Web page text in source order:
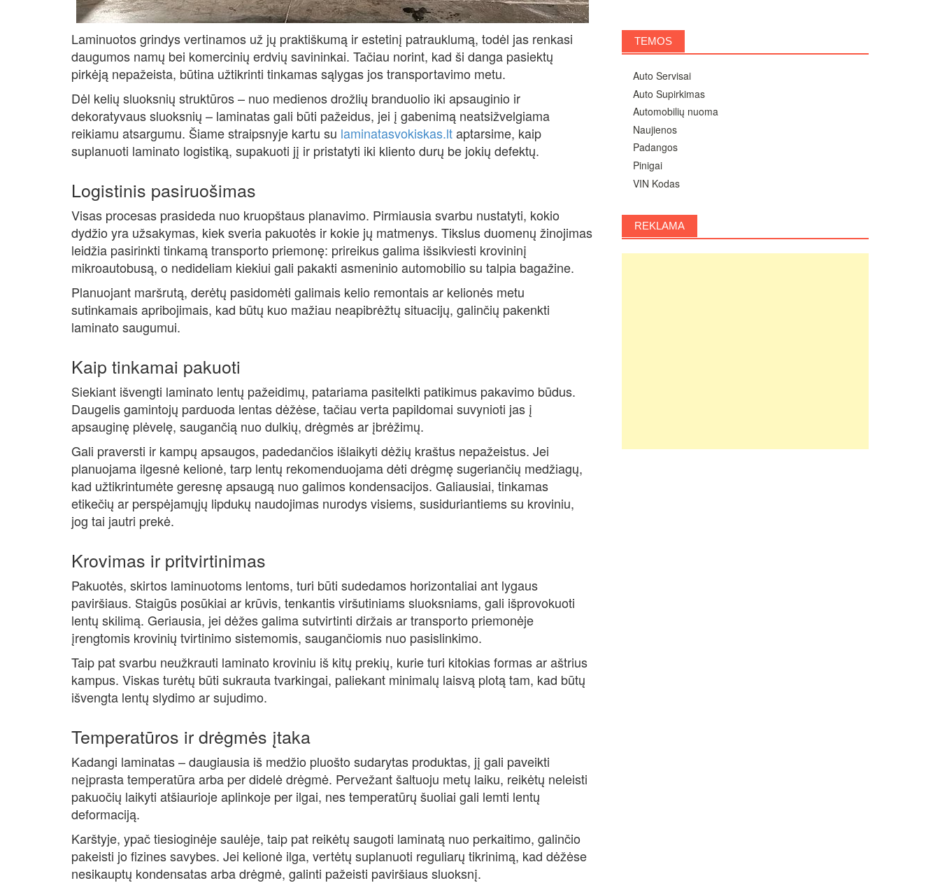
Laminuotos grindys vertinamos už jų praktiškumą ir estetinį patrauklumą, todėl jas renkasi
daugumos namų bei komercinių erdvių savininkai. Tačiau norint, kad ši danga pasiektų
pirkėją nepažeista, būtina užtikrinti tinkamas sąlygas jos transportavimo metu.
Dėl kelių sluoksnių struktūros – nuo medienos drožlių branduolio iki apsauginio ir
dekoratyvaus sluoksnių – laminatas gali būti pažeidus, jei į gabenimą neatsižvelgiama
reikiamu atsargumu. Šiame straipsnyje kartu su laminatasvokiskas.ltaptarsime, kaip
suplanuoti laminato logistiką, supakuoti jį ir pristatyti iki kliento durų be jokių defektų.
Logistinis pasiruošimas
Visas procesas prasideda nuo kruopštaus planavimo. Pirmiausia svarbu nustatyti, kokio
dydžio yra užsakymas, kiek sveria pakuotės ir kokie jų matmenys. Tikslus duomenų žinojimas
leidžia pasirinkti tinkamą transporto priemonę: prireikus galima išsikviesti krovininį
mikroautobusą, o nedideliam kiekiui gali pakakti asmeninio automobilio su talpia bagažine.
Planuojant maršrutą, derėtų pasidomėti galimais kelio remontais ar kelionės metu
sutinkamais apribojimais, kad būtų kuo mažiau neapibrėžtų situacijų, galinčių pakenkti
laminato saugumui.
Kaip tinkamai pakuoti
Siekiant išvengti laminato lentų pažeidimų, patariama pasitelkti patikimus pakavimo būdus.
Daugelis gamintojų parduoda lentas dėžėse, tačiau verta papildomai suvynioti jas į
apsauginę plėvelę, saugančią nuo dulkių, drėgmės ar įbrėžimų.
Gali praversti ir kampų apsaugos, padedančios išlaikyti dėžių kraštus nepažeistus. Jei
planuojama ilgesnė kelionė, tarp lentų rekomenduojama dėti drėgmę sugeriančių medžiagų,
kad užtikrintumėte geresnę apsaugą nuo galimos kondensacijos. Galiausiai, tinkamas
etikečių ar perspėjamųjų lipdukų naudojimas nurodys visiems, susiduriantiems su kroviniu,
jog tai jautri prekė.
Krovimas ir pritvirtinimas
Pakuotės, skirtos laminuotoms lentoms, turi būti sudedamos horizontaliai ant lygaus
paviršiaus. Staigūs posūkiai ar krūvis, tenkantis viršutiniams sluoksniams, gali išprovokuoti
lentų skilimą. Geriausia, jei dėžes galima sutvirtinti diržais ar transporto priemonėje
įrengtomis krovinių tvirtinimo sistemomis, saugančiomis nuo pasislinkimo.
Taip pat svarbu neužkrauti laminato kroviniu iš kitų prekių, kurie turi kitokias formas ar aštrius
kampus. Viskas turėtų būti sukrauta tvarkingai, paliekant minimalų laisvą plotą tam, kad būtų
išvengta lentų slydimo ar sujudimo.
Temperatūros ir drėgmės įtaka
Kadangi laminatas – daugiausia iš medžio pluošto sudarytas produktas, jį gali paveikti
neįprasta temperatūra arba per didelė drėgmė. Pervežant šaltuoju metų laiku, reikėtų neleisti
pakuočių laikyti atšiaurioje aplinkoje per ilgai, nes temperatūrų šuoliai gali lemti lentų
deformaciją.
Karštyje, ypač tiesioginėje saulėje, taip pat reikėtų saugoti laminatą nuo perkaitimo, galinčio
pakeisti jo fizines savybes. Jei kelionė ilga, vertėtų suplanuoti reguliarų tikrinimą, kad dėžėse
nesikauptų kondensatas arba drėgmė, galinti pažeisti paviršiaus sluoksnį.
TEMOS
Auto Servisai
Auto Supirkimas
Automobilių nuoma
Naujienos
Padangos
Pinigai
VIN Kodas
REKLAMA